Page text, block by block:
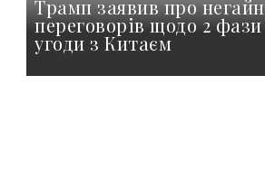
Трамп заявив про
переговорів щодо 2 фази
угоди з Китаєм